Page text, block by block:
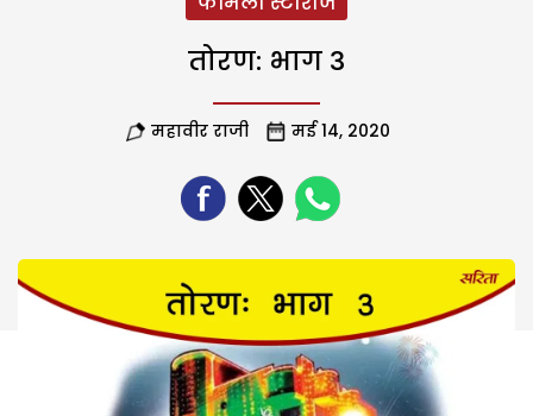
तोरण: भाग 3
महावीर राजी मई 14, 2020